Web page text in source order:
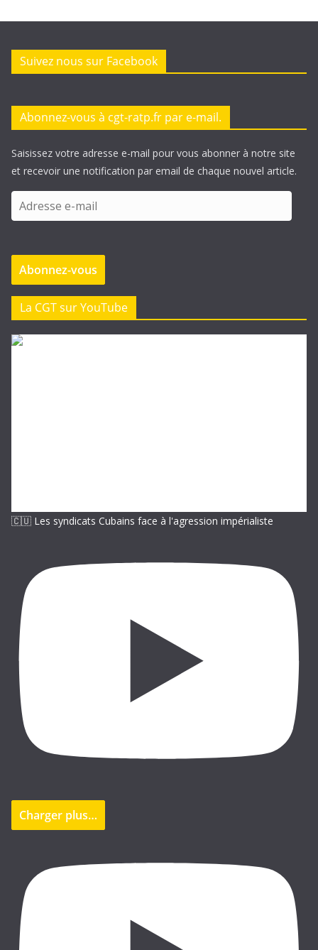
Suivez nous sur Facebook
Abonnez-vous à cgt-ratp.fr par e-mail.
Saisissez votre adresse e-mail pour vous abonner à notre site
et recevoir une notification par email de chaque nouvel article.
d
e
s
e
-
Abonnez-vous
La CGT sur YouTube
🇨🇺 Les syndicats Cubains face à l'agression impérialiste
Charger plus…